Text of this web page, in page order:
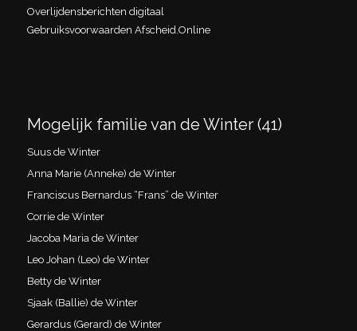
Overlijdensberichten digitaal
Gebruiksvoorwaarden Afscheid.Online
Mogelijk familie van de Winter (41)
Suus de Winter
Anna Marie (Anneke) de Winter
Franciscus Bernardus “Frans” de Winter
Corrie de Winter
Jacoba Maria de Winter
Leo Johan (Leo) de Winter
Betty de Winter
Sjaak (Ballie) de Winter
Gerardus (Gerard) de Winter